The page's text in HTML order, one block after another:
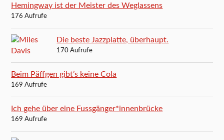
Hemingway ist der Meister des Weglassens
176 Aufrufe
Die beste Jazzplatte, überhaupt.
170 Aufrufe
Beim Päffgen gibt’s keine Cola
169 Aufrufe
Ich gehe über eine Fussgänger*innenbrücke
169 Aufrufe